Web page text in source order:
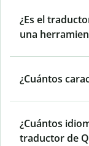
¿Es el
una
¿Cuántos
¿Cuántos
traductor de